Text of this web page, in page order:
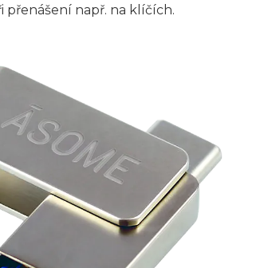
přenášení např. na klíčích.